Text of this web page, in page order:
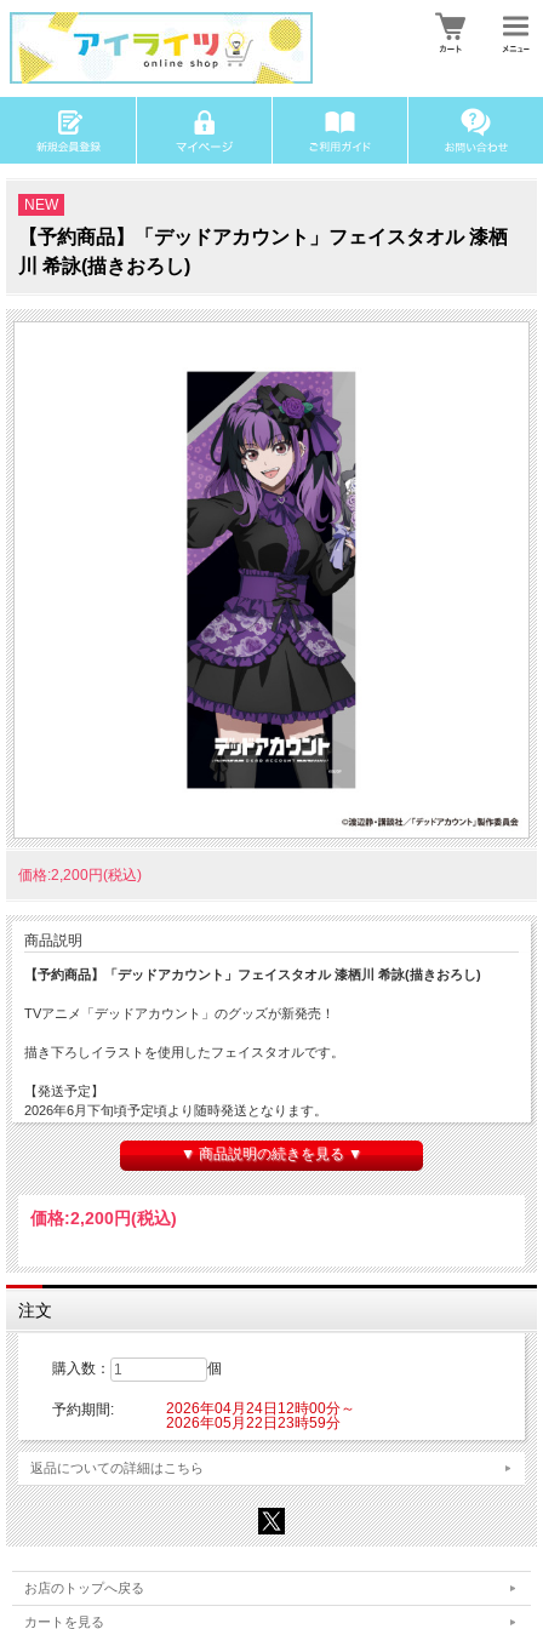
NEW
【予約商品】「デッドアカウント」フェイスタオル 漆栖
川 希詠(描きおろし)
価格:2,200円(税込)
商品説明
【予約商品】「デッドアカウント」フェイスタオル 漆栖川 希詠(描きおろし)
TVアニメ「デッドアカウント」のグッズが新発売！
描き下ろしイラストを使用したフェイスタオルです。
【発送予定】
2026年6月下旬頃予定頃より随時発送となります。
■種類：1種
■販売形態:オープン仕様
■サイズ：約340×840mm
■素材：ポリエステル、綿
※こちらの商品はご注文時にクレジットカード決済承認（課金）を行います。予め
ご了承ください。
※他の商品を一緒にご購入した場合もご注文時にカード決済承認（課金）を行いま
す。
※他商品と一緒に購入した場合、予約商品と一緒に発送となります。
©渡辺静・講談社/「デッドアカウント」製作委員会
▼ 商品説明の続きを見る ▼
価格:2,200円(税込)
注文
購入数： 個
予約期間:
2026年04月24日12時00分～
2026年05月22日23時59分
返品についての詳細はこちら
お店のトップへ戻る
カートを見る